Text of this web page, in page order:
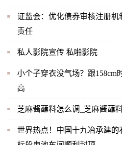
证监会：优化债券审核注册
责任
私人影院宣传 私啪影院
小个子穿衣没气场？跟158cm
高
芝麻酱蘸料怎么调_芝麻酱蘸
世界热点！中国十九冶承建